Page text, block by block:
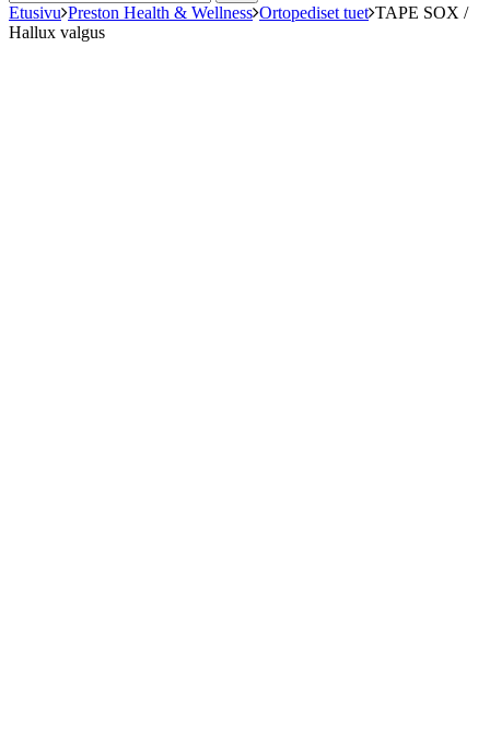
Etusivu Preston Health & Wellness Ortopediset tuet TAPE SOX /
Hallux valgus